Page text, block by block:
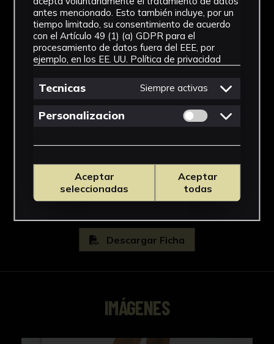
SF
Fondo
Fondo Herbario
Descargar Ficha
IMÁGENES
antes mencionado. Esto también incluye, por un
tiempo limitado, su consentimiento de acuerdo
con el Artículo 49 (1) (a) GDPR para el
procesamiento de datos fuera del EEE, por
ejemplo, en los EE. UU. Política de privacidad
Tecnicas Siempre activas
Personalizacion Permitir cookies
Aceptar
seleccionadas
Aceptar
todas